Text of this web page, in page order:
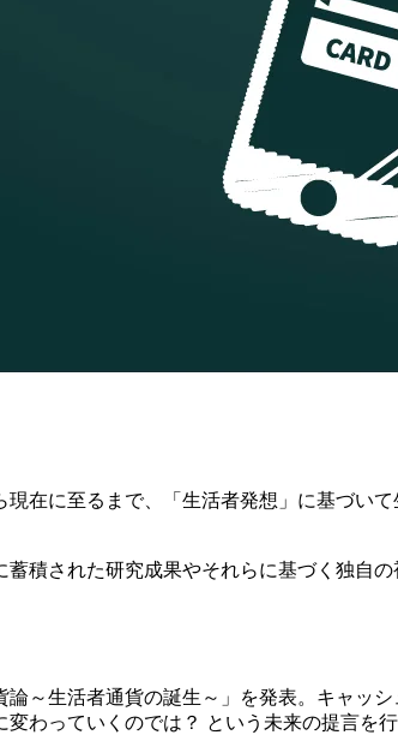
現在に至るまで、「生活者発想」に基づい
積された研究成果やそれらに基づく独自
～生活者通貨の誕生～」を発表。キャッ
わっていくのでは？ という未来の提言を行